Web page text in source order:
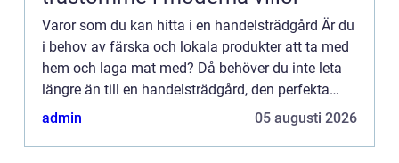
Varor som du kan hitta i en handelsträdgård Är du
i behov av färska och lokala produkter att ta med
hem och laga mat med? Då behöver du inte leta
längre än till en handelsträdgård, den perfekta
platsen för färska frukter, grönsaker, örter, kryddor,
admin 05 augusti 2026